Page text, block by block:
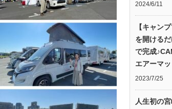
2024/6/11
【キャン
を開ける
で完成
エアーマッ
2023/7/25
人生初の